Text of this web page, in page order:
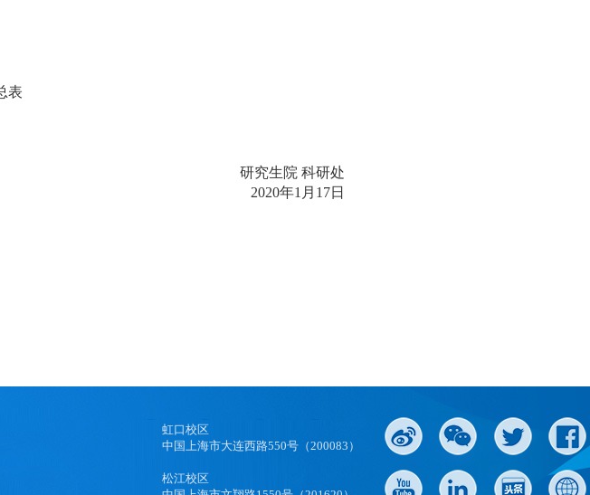
表
研究生院 科研处
2020年1 月 17日
虹口校区
中国上海市大连西路550号（200083）
松江校区